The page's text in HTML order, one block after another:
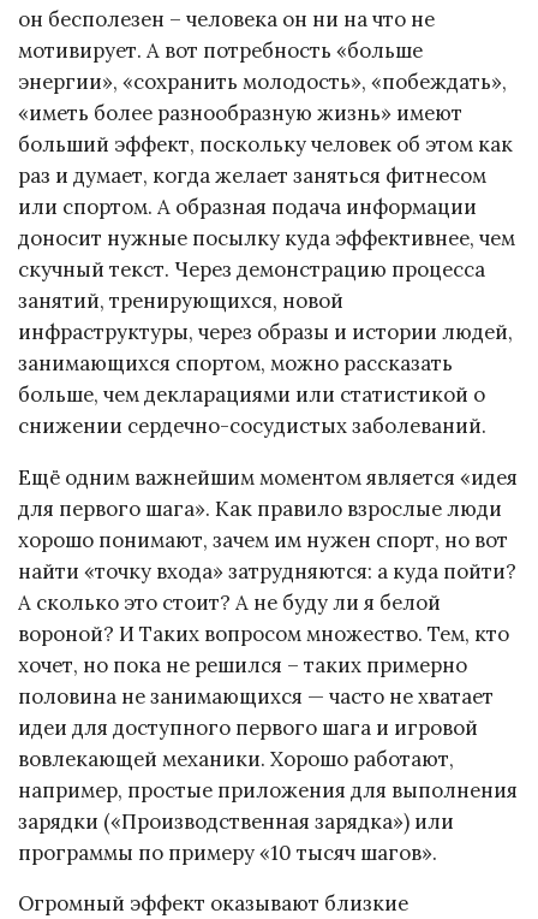
он бесполезен – человека он ни на что не
мотивирует. А вот потребность «больше
энергии», «сохранить молодость», «побеждать»,
«иметь более разнообразную жизнь» имеют
больший эффект, поскольку человек об этом как
раз и думает, когда желает заняться фитнесом
или спортом. А образная подача информации
доносит нужные посылку куда эффективнее, чем
скучный текст. Через демонстрацию процесса
занятий, тренирующихся, новой
инфраструктуры, через образы и истории людей,
занимающихся спортом, можно рассказать
больше, чем декларациями или статистикой о
снижении сердечно-сосудистых заболеваний.
Ещё одним важнейшим моментом является «идея
для первого шага». Как правило взрослые люди
хорошо понимают, зачем им нужен спорт, но вот
найти «точку входа» затрудняются: а куда пойти?
А сколько это стоит? А не буду ли я белой
вороной? И Таких вопросом множество. Тем, кто
хочет, но пока не решился – таких примерно
половина не занимающихся — часто не хватает
идеи для доступного первого шага и игровой
вовлекающей механики. Хорошо работают,
например, простые приложения для выполнения
зарядки («Производственная зарядка») или
программы по примеру «10 тысяч шагов».
Огромный эффект оказывают близкие